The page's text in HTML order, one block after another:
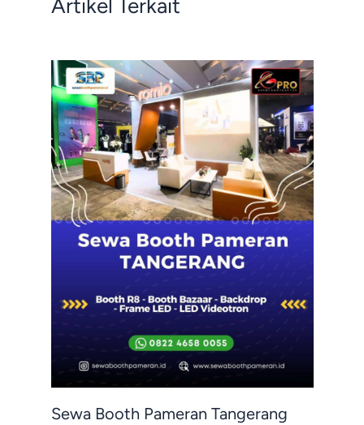
Artikel Terkait
Sewa Booth Pameran Tangerang